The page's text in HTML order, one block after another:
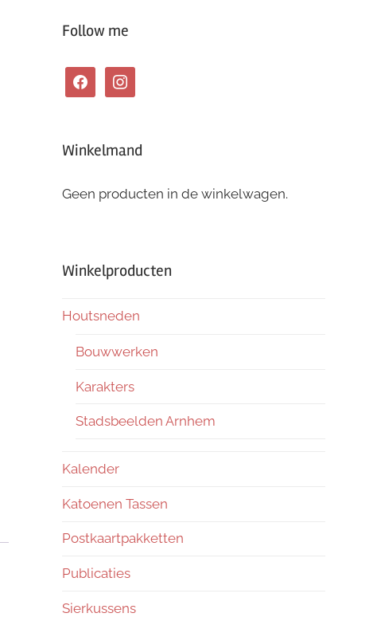
Follow me
facebookinstagram
Winkelmand
Geen producten in de winkelwagen.
Winkelproducten
Houtsneden
Bouwwerken
Karakters
Stadsbeelden Arnhem
Kalender
Katoenen Tassen
Postkaartpakketten
Publicaties
Sierkussens